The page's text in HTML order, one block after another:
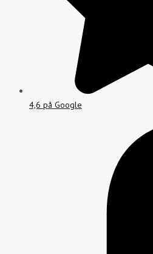
4,6 på Google